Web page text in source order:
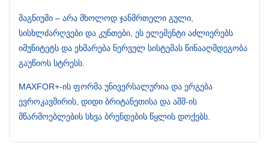
მაგნიუმი – არა მხოლოდ ჯანმრთელი გული,
სისხლძარღვები და კუნთები, ეს ელემენტი აძლიერებს
იმუნიტეტს და ეხმარება ნერვულ სისტემას წინააღმდეგობა
გაუწიოს სტრესს.
MAXFOR+-ის ფორმა უნივერსალურია და ერგება
ევროკავშირის, დიდი ბრიტანეთისა და აშშ-ის
მწარმოებლების სხვა ბრენდების წყლის დოქებს.